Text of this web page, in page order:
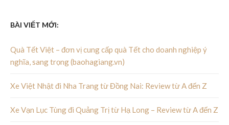
BÀI VIẾT MỚI:
Quà Tết Việt – đơn vị cung cấp quà Tết cho doanh nghiệp ý
nghĩa, sang trọng (baohagiang.vn)
Xe Việt Nhật đi Nha Trang từ Đồng Nai: Review từ A đến Z
Xe Vạn Lục Tùng đi Quảng Trị từ Hạ Long – Review từ A đến Z